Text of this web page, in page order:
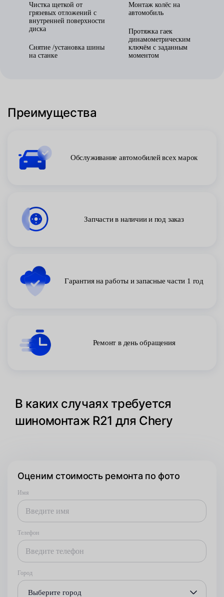
Чистка щеткой от
грязевых отложений с
внутренней поверхности
диска
Снятие /установка шины
на станке
Монтаж колёс на
автомобиль
Протяжка гаек
динамометрическим
ключём с заданным
моментом
Преимущества
Обслуживание автомобилей всех марок
Запчасти в наличии и под заказ
Гарантия на работы и запасные части 1 год
Ремонт в день обращения
В каких случаях требуется
шиномонтаж R21 для Chery
Оценим стоимость ремонта по фото
Имя
Телефон
Город
Выберите город